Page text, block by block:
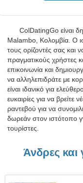
ColDatingGo είναι
Malambo, Κολομβία. Ο
τους ορίζοντές σας και
πραγματικούς χρήστες
επικοινωνία και
να αλληλεπιδράτε με
είναι ιδανικό για
ευκαιρίες για να
ραντεβού για να
δωρεάν στον ιστότοπο
τουρίστες.
Άνδρες και